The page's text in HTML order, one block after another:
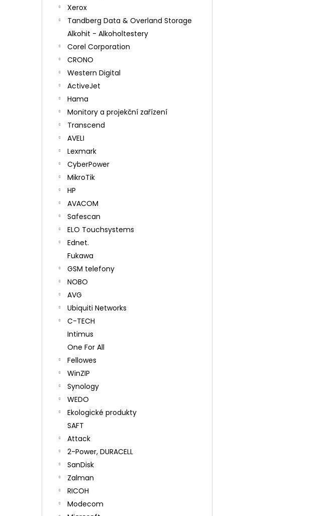
Xerox
Tandberg Data & Overland Storage
Alkohit - Alkoholtestery
Corel Corporation
CRONO
Western Digital
ActiveJet
Hama
Monitory a projekční zařízení
Transcend
AVELI
Lexmark
CyberPower
MikroTik
HP
AVACOM
Safescan
ELO Touchsystems
Ednet.
Fukawa
GSM telefony
NOBO
AVG
Ubiquiti Networks
C-TECH
Intimus
One For All
Fellowes
WinZIP
Synology
WEDO
Ekologické produkty
SAFT
Attack
2-Power, DURACELL
SanDisk
Zalman
RICOH
Modecom